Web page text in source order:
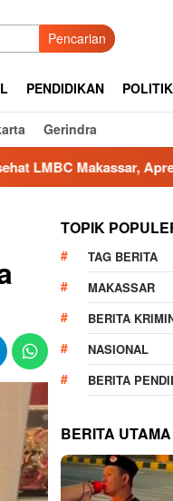
Pencarian
PENDIDIKAN POLITIK
Gerindra
Apresiasi Aksi
TOPIK
TAG BERITA
MAKASSAR
BERITA
NASIONAL
BERITA
BERITA UTAMA